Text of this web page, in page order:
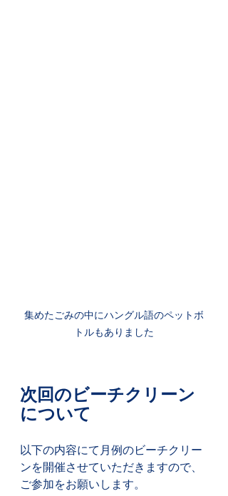
集めたごみの中にハングル語のペットボ
トルもありました
次回のビーチクリーン
について
以下の内容にて月例のビーチクリー
ンを開催させていただきますので、
ご参加をお願いします。